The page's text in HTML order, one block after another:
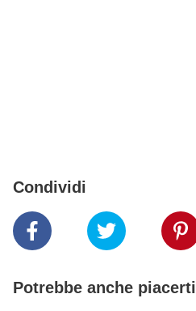
Condividi
Potrebbe anche piacerti